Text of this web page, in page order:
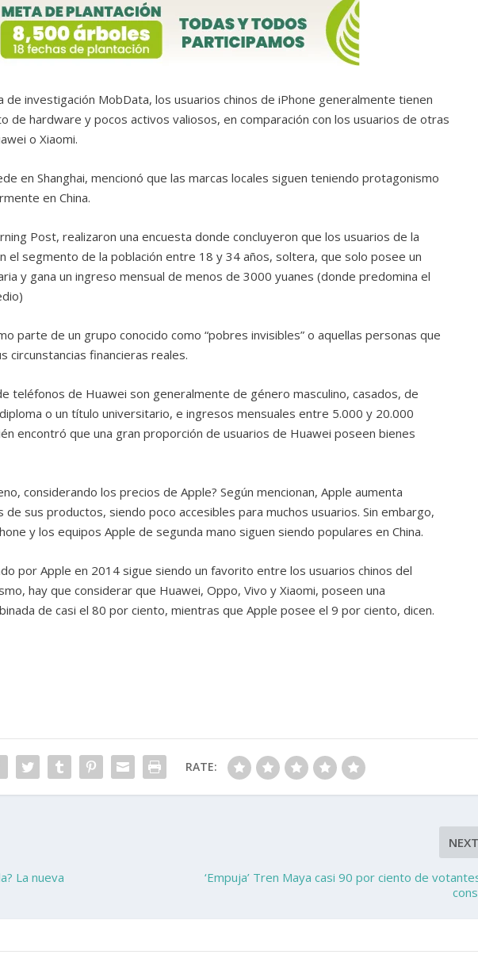
de investigación MobData, los usuarios chinos de iPhone generalmente tienen
de hardware y pocos activos valiosos, en comparación con los usuarios de otras
o Xiaomi.
en Shanghai, mencionó que las marcas locales siguen teniendo protagonismo
en China.
Post, realizaron una encuesta donde concluyeron que los usuarios de la
el segmento de la población entre 18 y 34 años, soltera, que solo posee un
y gana un ingreso mensual de menos de 3000 yuanes (donde predomina el
parte de un grupo conocido como “pobres invisibles” o aquellas personas que
circunstancias financieras reales.
teléfonos de Huawei son generalmente de género masculino, casados, ​de
o un título universitario, e ingresos mensuales entre 5.000 y 20.000
encontró que una gran proporción de usuarios de Huawei poseen bienes
considerando los precios de Apple? Según mencionan, Apple aumenta
sus productos, siendo poco accesibles para muchos usuarios. Sin embargo,
y los equipos Apple de segunda mano siguen siendo populares en China.
por Apple en 2014 sigue siendo un favorito entre los usuarios chinos del
hay que considerar que Huawei, Oppo, Vivo y Xiaomi, poseen una
de casi el 80 por ciento, mientras que Apple posee el 9 por ciento, dicen.
RATE:
La nueva
NEXT
‘Empuja’ Tren Maya casi 90 por ciento de